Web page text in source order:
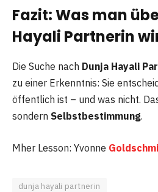
Fazit: Was man
Hayali Partnerin
Die Suche nach Dunja Hayali
zu einer Erkenntnis: Sie
öffentlich ist – und was nicht.
sondern Selbstbestimmung.
Mher Lesson: Yvonne
dunja hayali partnerin